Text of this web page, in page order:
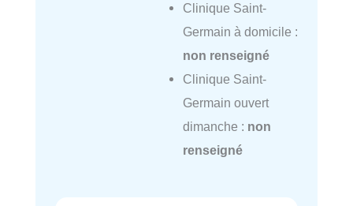
Clinique Saint-
Germain à domicile :
non renseigné
Clinique Saint-
Germain ouvert
dimanche : non
renseigné